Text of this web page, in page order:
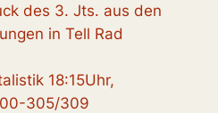
des 3. Jts. aus den
in Tell Rad
18:15Uhr,
00-305/309